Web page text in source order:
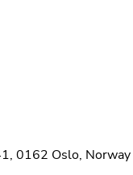
0162 Oslo, Norway